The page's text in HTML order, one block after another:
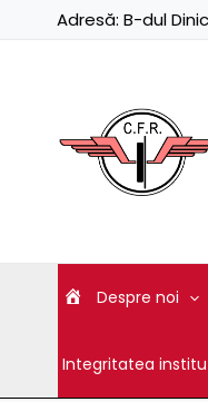
Adresă: B-dul
Despre noi
Integritatea